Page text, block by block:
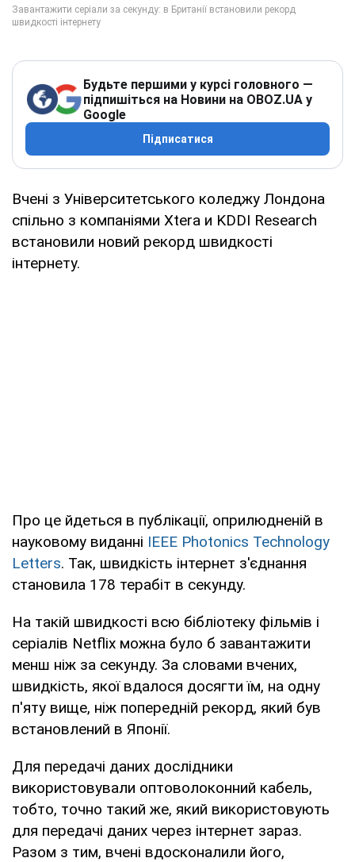
Будьте першими у курсі головного —
підпишіться на Новини на OBOZ.UA у
Google
Підписатися
Вчені з Університетського коледжу Лондона
спільно з компаніями Xtera и KDDI Research
встановили новий рекорд швидкості
інтернету.
Про це йдеться в публікації, оприлюдненій в
науковому виданні IEEE Photonics Technology
Letters. Так, швидкість інтернет з'єднання
становила 178 терабіт в секунду.
На такій швидкості всю бібліотеку фільмів і
серіалів Netflix можна було б завантажити
менш ніж за секунду. За словами вчених,
швидкість, якої вдалося досягти їм, на одну
п'яту вище, ніж попередній рекорд, який був
встановлений в Японії.
Для передачі даних дослідники
використовували оптоволоконний кабель,
тобто, точно такий же, який використовують
для передачі даних через інтернет зараз.
Разом з тим, вчені вдосконалили його,